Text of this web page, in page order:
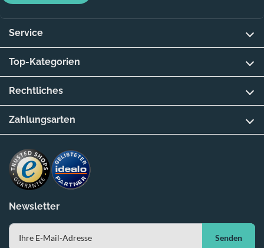
Newsletter
Senden
Service
Top-Kategorien
Rechtliches
Zahlungsarten